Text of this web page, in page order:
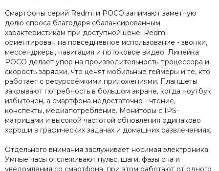
Смартфоны серий Redmi и POCO занимают заметную
долю спроса благодаря сбалансированным
характеристикам при доступной цене. Redmi
ориентирован на повседневное использование - звонки,
мессенджеры, навигация и потоковое видео. Линейка
POCO делает упор на производительность процессора и
скорость зарядки, что ценят мобильные геймеры и те, кто
работает с ресурсоёмкими приложениями. Планшеты
закрывают потребность в большом экране, когда ноутбук
избыточен, а смартфона недостаточно - чтение,
конспекты, медиапотребление. Мониторы с IPS-
матрицами и высокой частотой обновления одинаково
хороши в графических задачах и домашних развлечениях.
Отдельного внимания заслуживает носимая электроника.
Умные часы отслеживают пульс, шаги, фазы сна и
уведомления со смартфона, при этом работают от одного